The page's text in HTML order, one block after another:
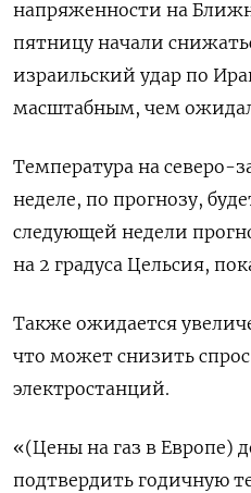
напряженности на
пятницу начали
израильский удар по
масштабным, чем
Температура на северо-
неделе, по прогнозу,
следующей недели
на 2 градуса Цельсия,
Также ожидается
что может снизить спрос
электростанций.
«(Цены на газ в Европе)
подтвердить годичную